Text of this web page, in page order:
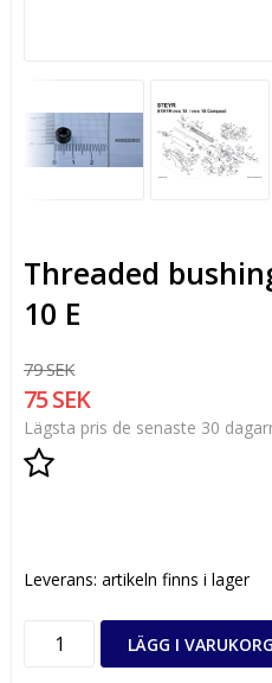
Threaded
10 E
79 SEK
75 SEK
Lägsta pris de senaste 30
Leverans: artikeln finns i lager
LÄGG I VARUKORG